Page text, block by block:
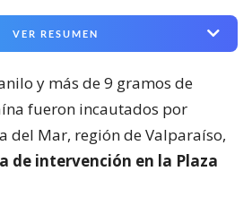
VER RESUMEN
y más de 9 gramos de
fueron incautados por
del Mar, región de Valparaíso,
de intervención en la Plaza